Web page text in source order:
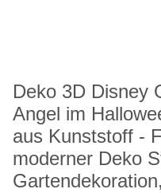
Deko 3D Disney
Angel im
aus Kunststoff -
moderner Deko